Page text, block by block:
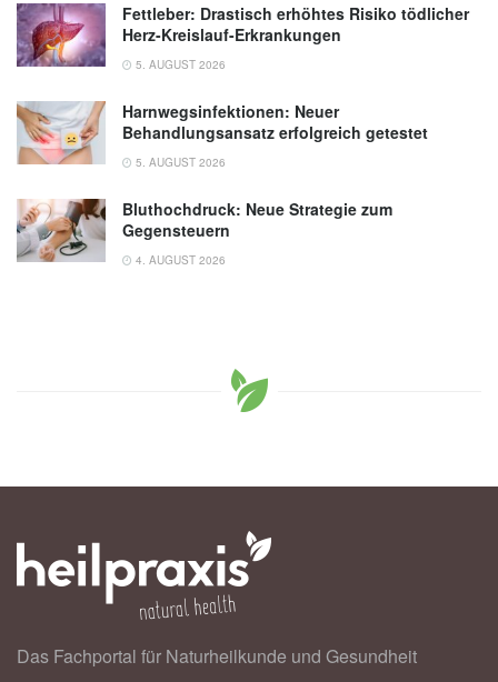
Fettleber: Drastisch erhöhtes Risiko tödlicher
Herz-Kreislauf-Erkrankungen
5. AUGUST 2026
Harnwegsinfektionen: Neuer
Behandlungsansatz erfolgreich getestet
5. AUGUST 2026
Bluthochdruck: Neue Strategie zum
Gegensteuern
4. AUGUST 2026
Das Fachportal für Naturheilkunde und Gesundheit